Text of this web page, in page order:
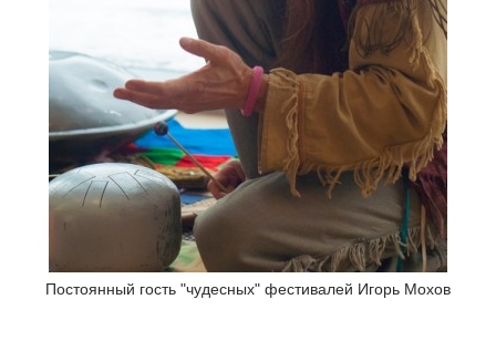
Постоянный гость "чудесных" фестивалей Игорь Мохов